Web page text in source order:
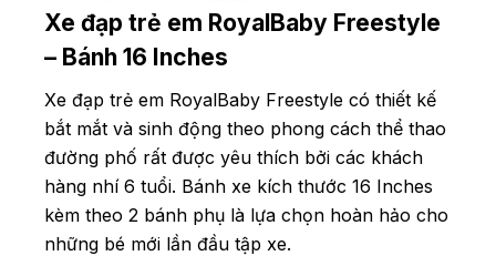
Xe đạp trẻ em RoyalBaby Freestyle
– Bánh 16 Inches
Xe đạp trẻ em RoyalBaby Freestyle có thiết kế
bắt mắt và sinh động theo phong cách thể thao
đường phố rất được yêu thích bởi các khách
hàng nhí 6 tuổi. Bánh xe kích thước 16 Inches
kèm theo 2 bánh phụ là lựa chọn hoàn hảo cho
những bé mới lần đầu tập xe.